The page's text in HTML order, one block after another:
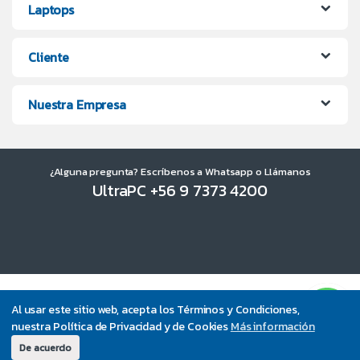
Al usar este sitio web, acepta los Términos y Condiciones,
nuestra Política de Privacidad y de CookiesMás información
De acuerdo
Laptops
Cliente
Nuestra Empresa
¿Alguna pregunta? Escríbenos a Whatsapp o Llámanos
UltraPC +56 9 7373 4200